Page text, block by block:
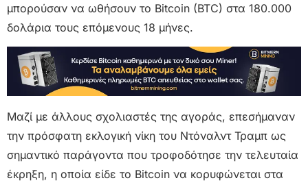
μπορούσαν να ωθήσουν το Bitcoin (BTC) στα 180.000
δολάρια τους επόμενους 18 μήνες.
Μαζί με άλλους σχολιαστές της αγοράς, επεσήμαναν
την πρόσφατη εκλογική νίκη του Ντόναλντ Τραμπ ως
σημαντικό παράγοντα που τροφοδότησε την τελευταία
έκρηξη, η οποία είδε το Bitcoin να κορυφώνεται στα